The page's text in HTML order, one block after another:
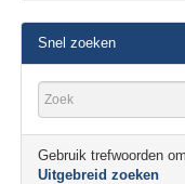
Snel zoeken
Gebruik trefwoorden
Uitgebreid zoeken